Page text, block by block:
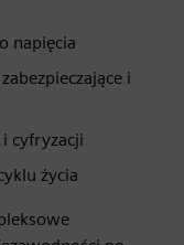
napięcia
i
cyfryzacji
życia